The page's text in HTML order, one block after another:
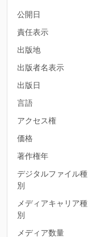
公開日
責任表示
出版地
出版者名表示
出版日
言語
アクセス権
価格
著作権年
デジタルファイル種
別
メディアキャリア種
別
メディア数量